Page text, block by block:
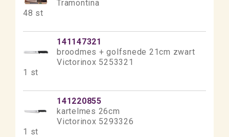
Tramontina
48 st
141147321
broodmes + golfsnede 21cm zwart
Victorinox 5253321
1 st
141220855
kartelmes 26cm
Victorinox 5293326
1 st